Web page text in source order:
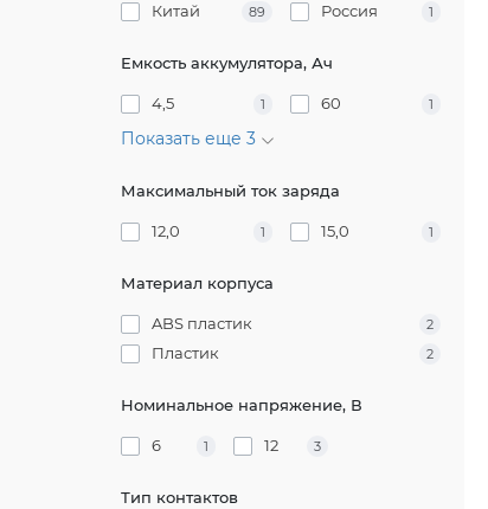
Китай 89 Россия 1
Емкость аккумулятора, Ач
4,5 1 60 1
Показать еще 3
Максимальный ток заряда
12,0 1 15,0 1
Материал корпуса
ABS пластик 2
Пластик 2
Номинальное напряжение, В
6 1 12 3
Тип контактов